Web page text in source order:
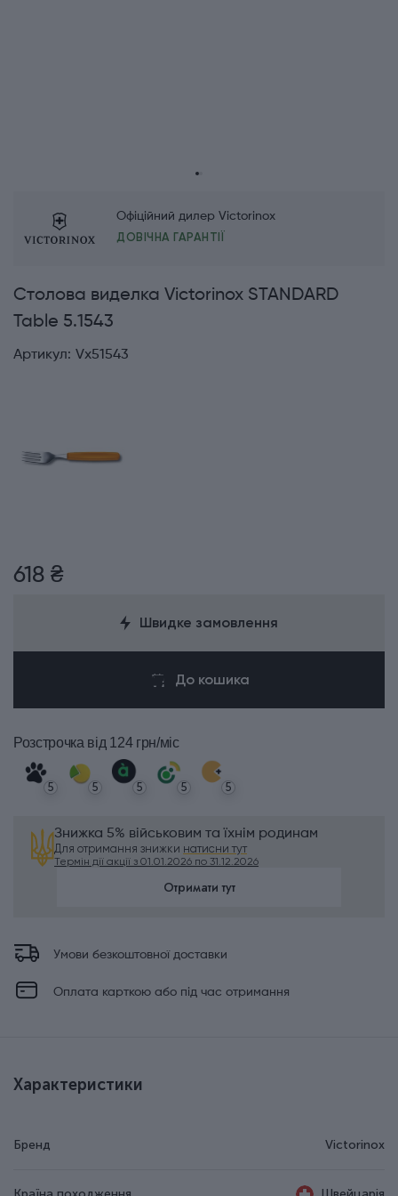
Офіційний дилер Victorinox
ДОВІЧНА ГАРАНТІЇ
Столова виделка Victorinox STANDARD
Table 5.1543
Артикул: Vx51543
618 ₴
Швидке замовлення
До кошика
Розстрочка від 124 грн/міс
5 5 5 5 5
Знижка 5% військовим та їхнім родинам
Для отримання знижки натисни тут
Термін дії акції з 01.01.2026 по 31.12.2026
Отримати тут
Умови безкоштовної доставки
Оплата карткою або під час отримання
Характеристики
Бренд Victorinox